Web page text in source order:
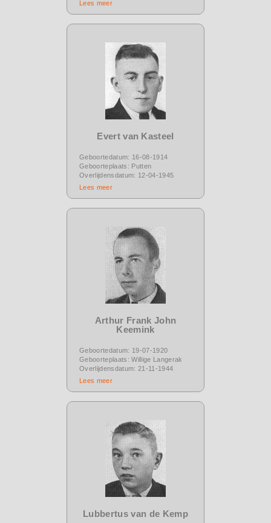
Lees meer
Evert van Kasteel
Geboortedatum: 16-08-1914
Geboorteplaats: Putten
Overlijdensdatum: 12-04-1945
Lees meer
Arthur Frank John
Keemink
Geboortedatum: 19-07-1920
Geboorteplaats: Willige Langerak
Overlijdensdatum: 21-11-1944
Lees meer
Lubbertus van de Kemp